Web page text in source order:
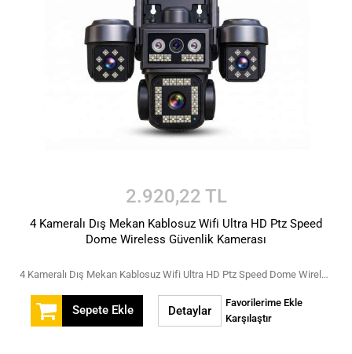
2.920,22 TL
4 Kameralı Dış Mekan Kablosuz Wifi Ultra HD Ptz Speed
Dome Wireless Güvenlik Kamerası
4 Kameralı Dış Mekan Kablosuz Wifi Ultra HD Ptz Speed Dome Wireless Güvenlik Kamerası
Sepete Ekle Detaylar
Favorilerime Ekle
Karşılaştır